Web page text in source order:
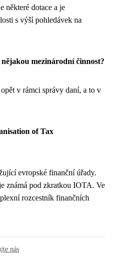
některé dotace a je
s výší pohledávek na
mezinárodní činnost?
v rámci správy daní, a to v
of Tax
evropské finanční úřady.
známá pod zkratkou IOTA. Ve
rozcestník finančních
nás